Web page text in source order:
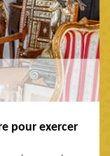
pour exercer